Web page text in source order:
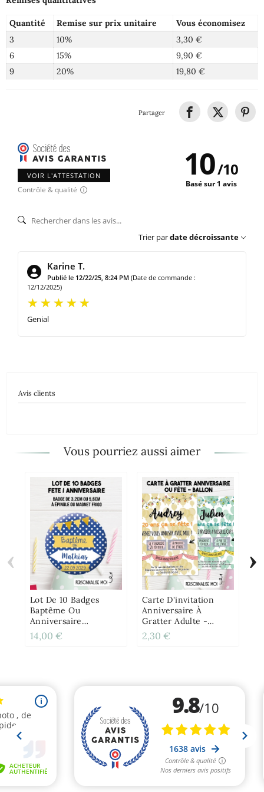
Quantité Remise sur prix unitaire
Vous économisez
3
10%
3,30 €
6
15%
9,90 €
9
20% 19,80 €
Partager
VOIR L'ATTESTATION
Contrôle & qualité
10/10
Basé sur 1 avis
Trier pardate décroissante
Karine T.
Publié le 12/22/25, 8:24 PM (Date de commande :
12/12/2025)
Genial
Avis clients
Vous pourriez aussi aimer
Lot De 10 Badges
Baptême Ou
Anniversaire
Personnalisés
14,00 €
Carte D'invitation
Anniversaire À
Gratter Adulte -
Ballon
2,30 €
‹ ›